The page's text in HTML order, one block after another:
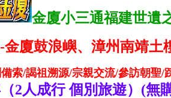
金廈小三通福建世遺
金廈鼓浪嶼、漳州南靖土
索/謁祖溯源/宗親交流/參訪朝聖/
2人成行 個別旅遊）(無